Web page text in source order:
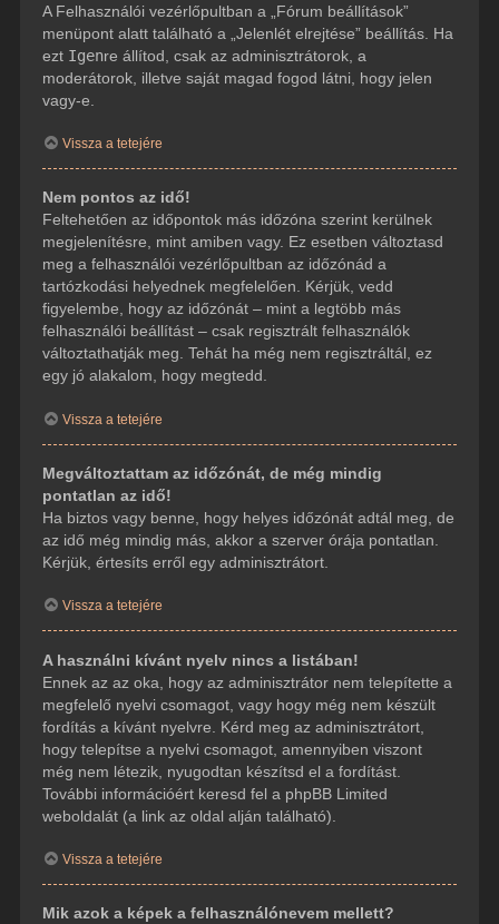
A Felhasználói vezérlőpultban a „Fórum beállítások”
menüpont alatt található a „Jelenlét elrejtése” beállítás. Ha
ezt Igenre állítod, csak az adminisztrátorok, a
moderátorok, illetve saját magad fogod látni, hogy jelen
vagy-e.
Vissza a tetejére
Nem pontos az idő!
Feltehetően az időpontok más időzóna szerint kerülnek
megjelenítésre, mint amiben vagy. Ez esetben változtasd
meg a felhasználói vezérlőpultban az időzónád a
tartózkodási helyednek megfelelően. Kérjük, vedd
figyelembe, hogy az időzónát – mint a legtöbb más
felhasználói beállítást – csak regisztrált felhasználók
változtathatják meg. Tehát ha még nem regisztráltál, ez
egy jó alakalom, hogy megtedd.
Vissza a tetejére
Megváltoztattam az időzónát, de még mindig
pontatlan az idő!
Ha biztos vagy benne, hogy helyes időzónát adtál meg, de
az idő még mindig más, akkor a szerver órája pontatlan.
Kérjük, értesíts erről egy adminisztrátort.
Vissza a tetejére
A használni kívánt nyelv nincs a listában!
Ennek az az oka, hogy az adminisztrátor nem telepítette a
megfelelő nyelvi csomagot, vagy hogy még nem készült
fordítás a kívánt nyelvre. Kérd meg az adminisztrátort,
hogy telepítse a nyelvi csomagot, amennyiben viszont
még nem létezik, nyugodtan készítsd el a fordítást.
További információért keresd fel a phpBB Limited
weboldalát (a link az oldal alján található).
Vissza a tetejére
Mik azok a képek a felhasználónevem mellett?